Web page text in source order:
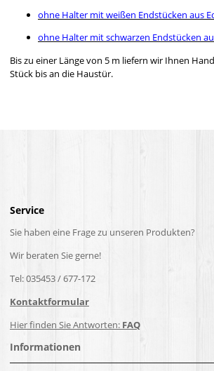
ohne Halter mit weißen Endstücken aus
ohne Halter mit schwarzen Endstücken
Bis zu einer Länge von 5 m liefern wir Ihnen
Stück bis an die Haustür.
Service
Sie haben eine Frage zu unseren Produkten?
Wir beraten Sie gerne!
Tel: 035453 / 677-172
Kontaktformular
Hier finden Sie Antworten: FAQ
Informationen